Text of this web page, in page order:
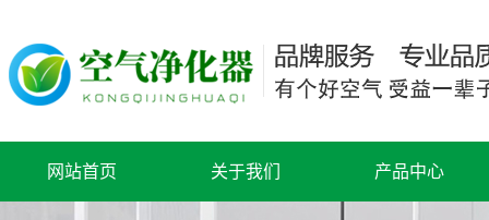
网站首页 关于我们 产品中心